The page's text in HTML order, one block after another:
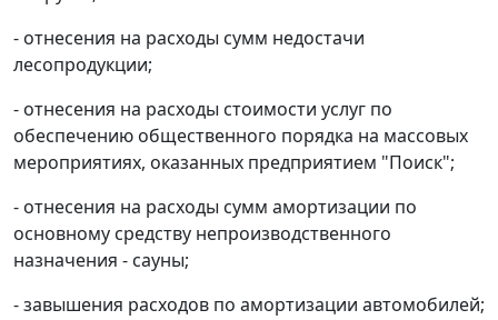
- отнесения на расходы сумм недостачи
лесопродукции;
- отнесения на расходы стоимости услуг по
обеспечению общественного порядка на массовых
мероприятиях, оказанных предприятием "Поиск";
- отнесения на расходы сумм амортизации по
основному средству непроизводственного
назначения - сауны;
- завышения расходов по амортизации автомобилей;